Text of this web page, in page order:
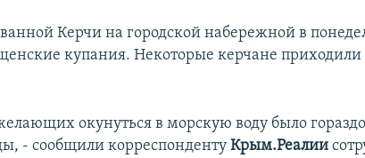
Керчи на городской набережной в
купания. Некоторые керчане приходили
окунуться в морскую воду было
- сообщили корреспонденту Крым.Реалии